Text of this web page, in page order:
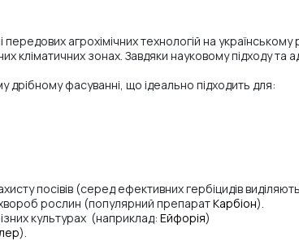
агрохімічних технологій на
кліматичних зонах. Завдяки науковому підходу
фасуванні, що ідеально підходить для:
посівів (серед ефективних гербіцидів
рослин (популярний препаратКарбіон).
культурах (наприклад: Ейфорія)
).